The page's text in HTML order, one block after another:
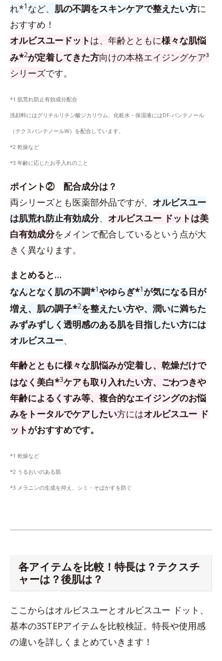
れ*1 など、 肌の不調をスキンケアで整えたい方に
おすすめ！
オルビスユードットは、年齢とともに様々な肌悩
み*2が定着してきた方向けの本格エイジングケア³
シリーズです。
*1 肌荒れ防止有効成分配合
洗顔料にはグリチルリチン酸ジカリウム、化粧水・保湿液にはDF-パンテノール
（テクスパンテノールW）を配合しています。
*2 乾燥など
*3 年齢に応じたお手入れのこと
ポイント② 配合成分は？
両シリーズとも医薬部外品ですが、 オルビスユー
は肌荒れ防止有効成分、 オルビスユー ドットは美
白有効成分をメインで配合しているという点が大
きく異なります。
まとめると…
なんとなく肌の不調*1やゆらぎ*1 が気になる日が
増え、肌の調子*2を整えたい方や、潤いに満ちた
みずみずしく透明感のある肌を目指したい方には
オルビスユー、
年齢とともに様々な肌悩みが定着し、乾燥だけで
はなく美白*3ケアも取り入れたい方、 ごわつきや
年齢によるくすみ等、複合的なエイジングのお悩
みをトータルでケアしたい方にはオルビスユー ド
ットがおすすめです。
*1 乾燥など
*2 うるおいのある肌
*3 メラニンの生成を抑え、シミ・そばかすを防ぐ
各アイテムを比較！特長は？テクスチ
ャーは？後肌は？
ここからはオルビスユーとオルビスユー ドット、
基本の3STEPアイテムを比較検証。特長や使用感
の違いを詳しくまとめていきます！